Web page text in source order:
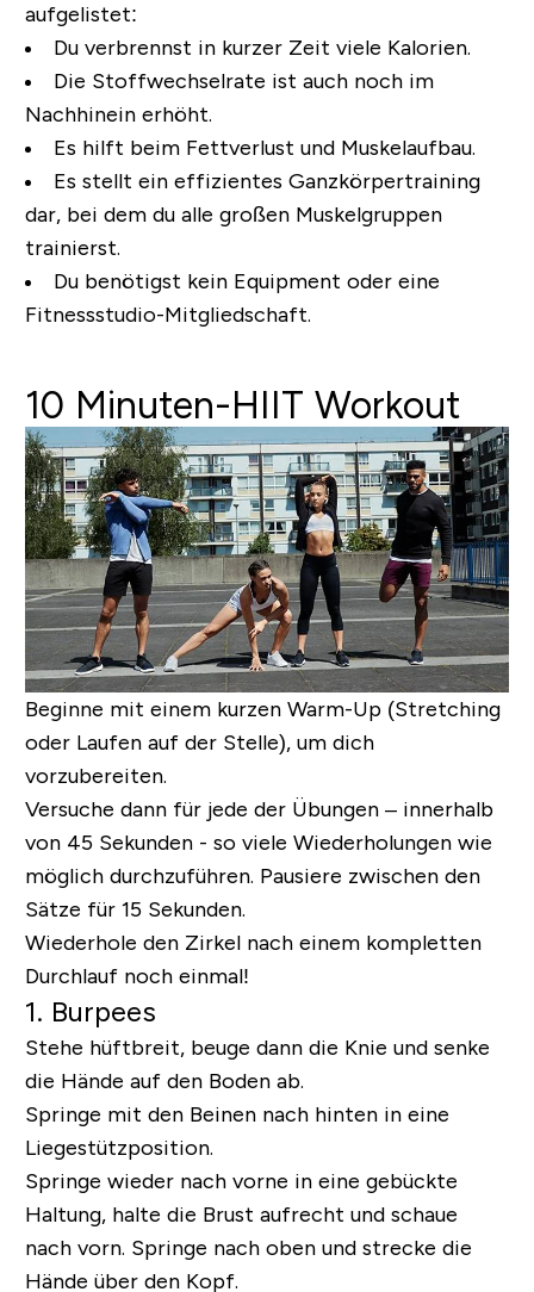
aufgelistet:
Du verbrennst in kurzer Zeit viele Kalorien.
Die Stoffwechselrate ist auch noch im
Nachhinein erhöht.
Es hilft beim Fettverlust und Muskelaufbau.
Es stellt ein effizientes Ganzkörpertraining
dar, bei dem du alle großen Muskelgruppen
trainierst.
Du benötigst kein Equipment oder eine
Fitnessstudio-Mitgliedschaft.
10 Minuten-HIIT Workout
Beginne mit einem kurzen Warm-Up (Stretching
oder Laufen auf der Stelle), um dich
vorzubereiten.
Versuche dann für jede der Übungen – innerhalb
von 45 Sekunden - so viele Wiederholungen wie
möglich durchzuführen. Pausiere zwischen den
Sätze für 15 Sekunden.
Wiederhole den Zirkel nach einem kompletten
Durchlauf noch einmal!
1. Burpees
Stehe hüftbreit, beuge dann die Knie und senke
die Hände auf den Boden ab.
Springe mit den Beinen nach hinten in eine
Liegestützposition.
Springe wieder nach vorne in eine gebückte
Haltung, halte die Brust aufrecht und schaue
nach vorn. Springe nach oben und strecke die
Hände über den Kopf.